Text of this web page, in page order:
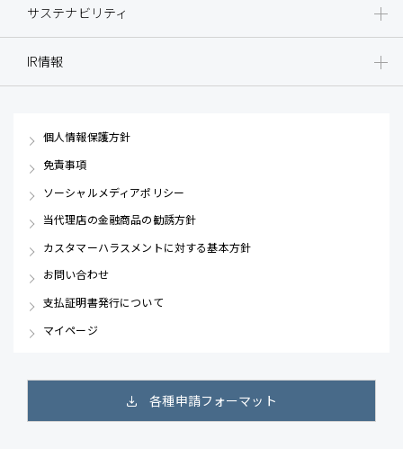
サステナビリティ
IR情報
個人情報保護方針
免責事項
ソーシャルメディアポリシー
当代理店の金融商品の勧誘方針
カスタマーハラスメントに対する基本方針
お問い合わせ
支払証明書発行について
マイページ
各種申請フォーマット